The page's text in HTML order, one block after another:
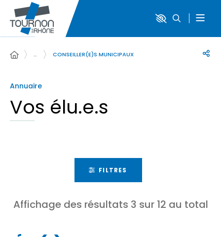
… CONSEILLER(E)S MUNICIPAUX
Annuaire
Vos élu.e.s
FILTRES
Affichage des résultats 3 sur 12 au total